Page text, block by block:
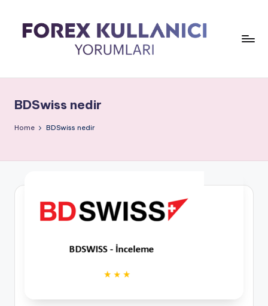
BDSwiss nedir
Home BDSwiss nedir